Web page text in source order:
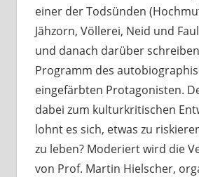
einer der Todsünden
Jähzorn, Völlerei, Neid und
und danach darüber
Programm des
eingefärbten Protagonisten.
dabei zum kulturkritischen
lohnt es sich, etwas zu
zu leben? Moderiert wird die
von Prof. Martin Hielscher,